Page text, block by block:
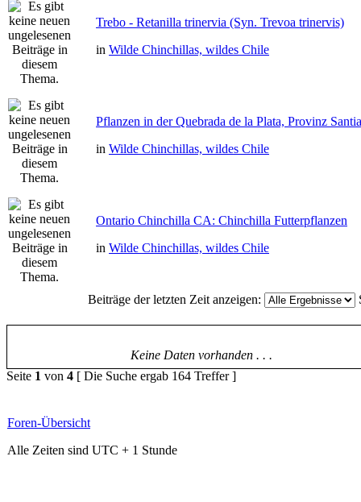
Trebo - Retanilla trinervia (Syn. Trevoa trinervis)
in Wilde Chinchillas, wildes Chile
Pflanzen in der Quebrada de la Plata, Provinz
in Wilde Chinchillas, wildes Chile
Ontario Chinchilla CA: Chinchilla Futterpflanzen
in Wilde Chinchillas, wildes Chile
Beiträge der letzten Zeit anzeigen:
Keine Daten vorhanden . . .
Seite 1 von 4 [ Die Suche ergab 164 Treffer ]
Foren-Übersicht
Alle Zeiten sind UTC + 1 Stunde